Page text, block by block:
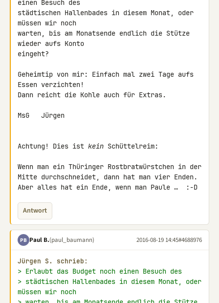
einen Besuch des
städtischen Hallenbades in diesem Monat, oder
müssen wir noch
warten, bis am Monatsende endlich die Stütze
wieder aufs Konto
eingeht?
Geheimtip von mir: Einfach mal zwei Tage aufs
Essen verzichten!
Dann reicht die Kohle auch für Extras.
MsG   Jürgen
Achtung! Dies ist kein Schüttelreim:
Wenn man ein Thüringer Rostbratwürstchen in der
Mitte durchschneidet, dann hat man vier Enden.
Aber alles hat ein Ende, wenn man Paule …  :-D
Antwort
PB Paul B.(paul_baumann) 2016-08-19 14:45#4688976
Jürgen S. schrieb:
> Erlaubt das Budget noch einen Besuch des
> städtischen Hallenbades in diesem Monat, oder
müssen wir noch